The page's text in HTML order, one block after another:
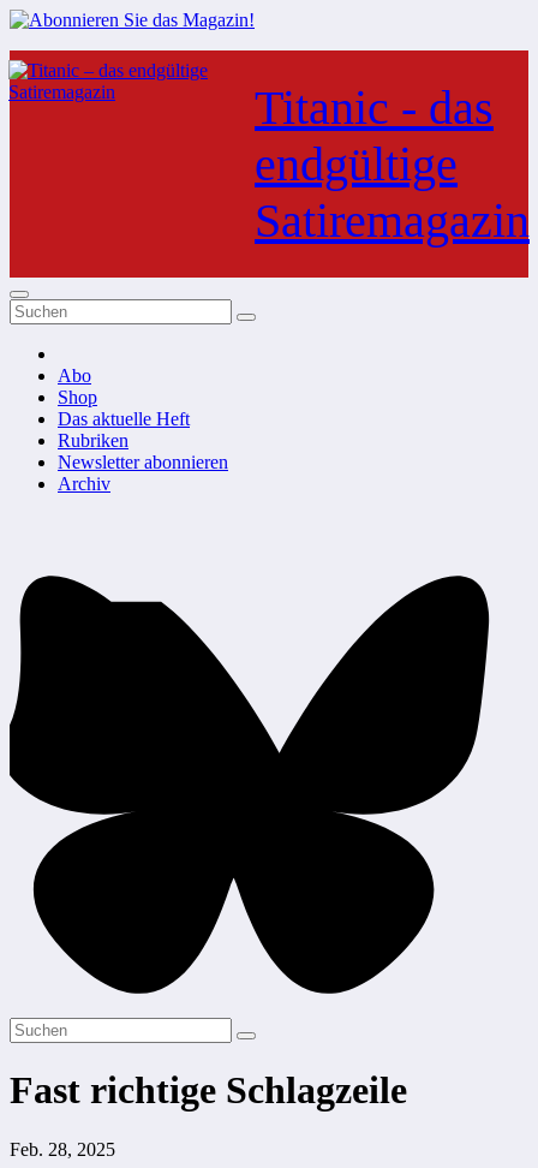
Zum
Inhalt
springen
Titanic - das
endgültige
Satiremagazin
Abo
Shop
Das aktuelle Heft
Rubriken
Newsletter abonnieren
Archiv
Fast richtige Schlagzeile
Feb. 28, 2025